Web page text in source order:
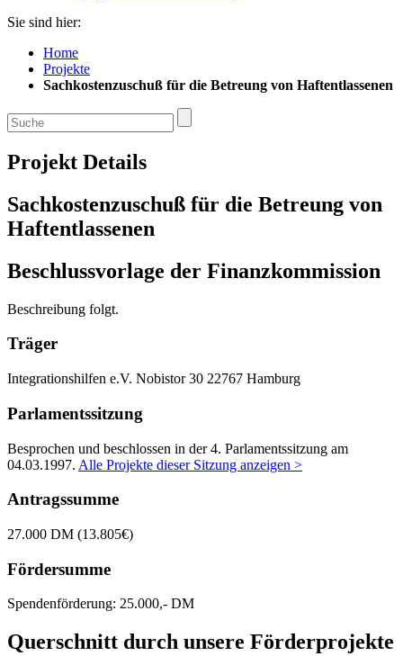
Sie sind hier:
Home
Projekte
Sachkostenzuschuß für die Betreung von Haftentlassenen
Projekt Details
Sachkostenzuschuß für die Betreung von
Haftentlassenen
Beschlussvorlage der Finanzkommission
Beschreibung folgt.
Träger
Integrationshilfen e.V. Nobistor 30 22767 Hamburg
Parlamentssitzung
Besprochen und beschlossen in der 4. Parlamentssitzung am
04.03.1997. Alle Projekte dieser Sitzung anzeigen >
Antragssumme
27.000 DM (13.805€)
Fördersumme
Spendenförderung: 25.000,- DM
Querschnitt durch unsere Förderprojekte